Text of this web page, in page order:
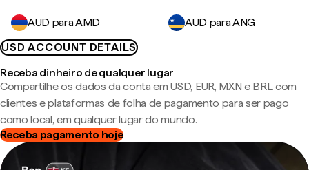
AUD para AMD
AUD para ANG
USD ACCOUNT DETAILS
Receba dinheiro de qualquer lugar
Compartilhe os dados da conta em USD, EUR, MXN e BRL com
clientes e plataformas de folha de pagamento para ser pago
como local, em qualquer lugar do mundo.
Receba pagamento hoje